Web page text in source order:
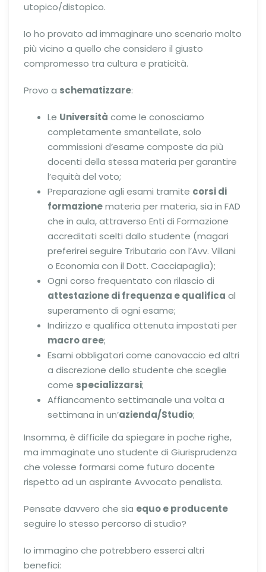
utopico/distopico.
Io ho provato ad immaginare uno scenario molto
più vicino a quello che considero il giusto
compromesso tra cultura e praticità.
Provo a schematizzare:
Le Università come le conosciamo
completamente smantellate, solo
commissioni d’esame composte da più
docenti della stessa materia per garantire
l’equità del voto;
Preparazione agli esami tramite corsi di
formazionemateria per materia, sia in FAD
che in aula, attraverso Enti di Formazione
accreditati scelti dallo studente (magari
preferirei seguire Tributario con l’Avv. Villani
o Economia con il Dott. Cacciapaglia);
Ogni corso frequentato con rilascio di
attestazione di frequenza e qualifica al
superamento di ogni esame;
Indirizzo e qualifica ottenuta impostati per
macro aree;
Esami obbligatori come canovaccio ed altri
a discrezione dello studente che sceglie
come specializzarsi;
Affiancamento settimanale una volta a
settimana in un’azienda/Studio;
Insomma, è difficile da spiegare in poche righe,
ma immaginate uno studente di Giurisprudenza
che volesse formarsi come futuro docente
rispetto ad un aspirante Avvocato penalista.
Pensate davvero che sia equo e producente
seguire lo stesso percorso di studio?
Io immagino che potrebbero esserci altri
benefici: